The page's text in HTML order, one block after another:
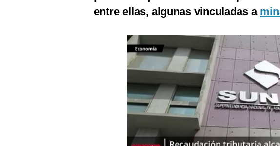
entre ellas, algunas vinculadas a